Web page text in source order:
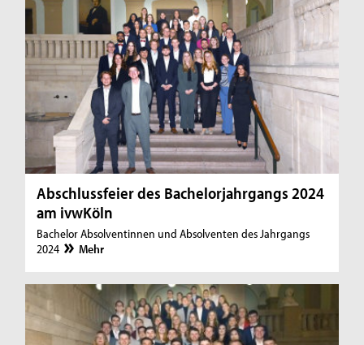
Abschlussfeier des Bachelorjahrgangs 2024
am ivwKöln
Bachelor Absolventinnen und Absolventen des Jahrgangs
2024
Mehr